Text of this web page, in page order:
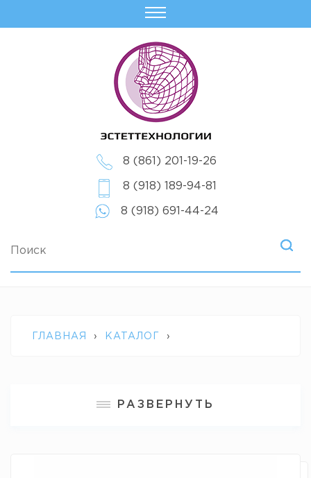
8 (861) 201-19-26
8 (918) 189-94-81
8 (918) 691-44-24
ГЛАВНАЯ › КАТАЛОГ ›
РАЗВЕРНУТЬ